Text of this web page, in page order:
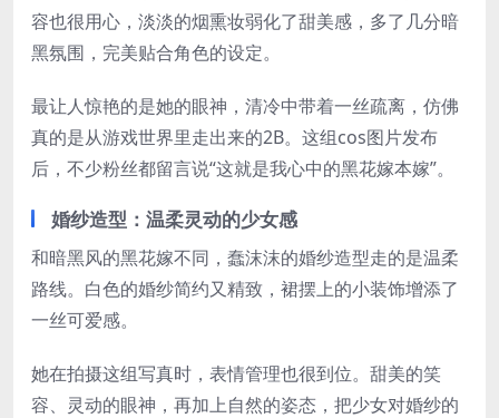
容也很用心，淡淡的烟熏妆弱化了甜美感，多了几分暗
黑氛围，完美贴合角色的设定。
最让人惊艳的是她的眼神，清冷中带着一丝疏离，仿佛
真的是从游戏世界里走出来的2B。这组cos图片发布
后，不少粉丝都留言说“这就是我心中的黑花嫁本嫁”。
婚纱造型：温柔灵动的少女感
和暗黑风的黑花嫁不同，蠢沫沫的婚纱造型走的是温柔
路线。白色的婚纱简约又精致，裙摆上的小装饰增添了
一丝可爱感。
她在拍摄这组写真时，表情管理也很到位。甜美的笑
容、灵动的眼神，再加上自然的姿态，把少女对婚纱的